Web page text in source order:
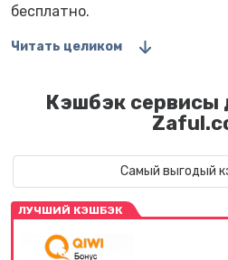
бесплатно.
Читать целиком
Кэшбэк сервисы
Самый выгодый
ЛУЧШИЙ КЭШБЭК